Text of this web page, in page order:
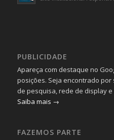
PUBLICIDADE
Apareça com destaque no
posições. Seja encontrado por
de pesquisa, rede de display
Saiba mais →
FAZEMOS PARTE